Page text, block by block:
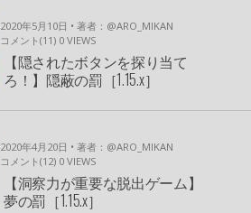
2020年5月10日 • 著者：@ARO_MIKAN
コメント(11) 0 VIEWS
【隠されたボタンを探り当て
ろ！】隠蔽の罰［1.15.x］
2020年4月20日 • 著者：@ARO_MIKAN
コメント(12) 0 VIEWS
【洞察力が重要な脱出ゲーム】
夢の罰［1.15.x］